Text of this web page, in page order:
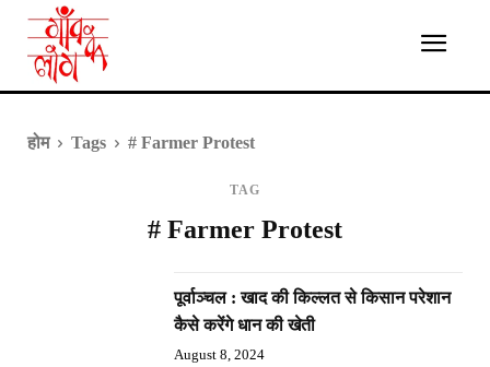
होम Tags # Farmer Protest
TAG
# Farmer Protest
पूर्वाञ्चल : खाद की किल्लत से किसान परेशान
कैसे करेंगे धान की खेती
August 8, 2024